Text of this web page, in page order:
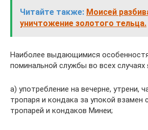
Читайте также: Моисей
уничтожение золотого тельца.
Наиболее выдающимися
поминальной службы во всех случаях
а) употребление на вечерне, утрени,
тропаря и кондака за упокой взамен
тропарей и кондаков Минеи;